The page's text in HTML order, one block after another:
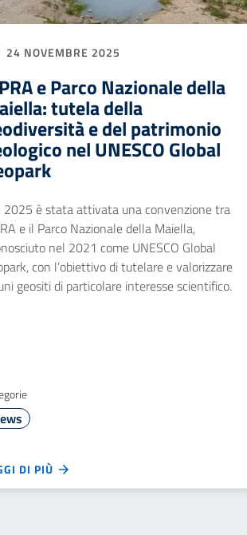
24 NOVEMBRE 2025
e Parco Nazionale della
tutela della
e del patrimonio
nel UNESCO Global
2025 è stata attivata una convenzione tra
e il Parco Nazionale della Maiella,
nel 2021 come UNESCO Global
con l’obiettivo di tutelare e valorizzare
geositi di particolare interesse scientifico.
DI PIÙ